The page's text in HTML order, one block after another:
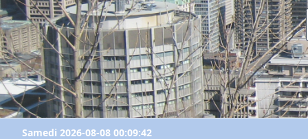
Samedi 2026-08-08 00:09:42